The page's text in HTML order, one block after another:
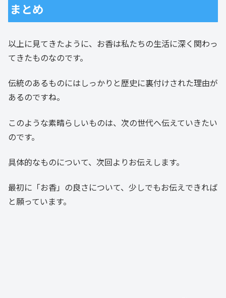
まとめ
以上に見てきたように、お香は私たちの生活に深く関わっ
てきたものなのです。
伝統のあるものにはしっかりと歴史に裏付けされた理由が
あるのですね。
このような素晴らしいものは、次の世代へ伝えていきたい
のです。
具体的なものについて、次回よりお伝えします。
最初に「お香」の良さについて、少しでもお伝えできれば
と願っています。